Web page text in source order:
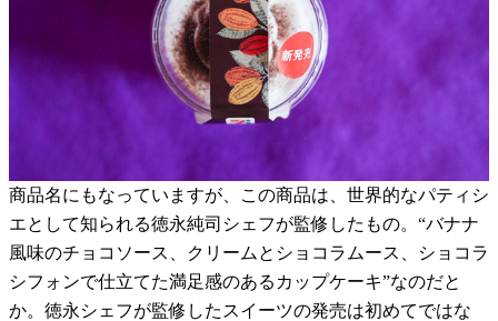
商品名にもなっていますが、この商品は、世界的なパティシ
エとして知られる徳永純司シェフが監修したもの。“バナナ
風味のチョコソース、クリームとショコラムース、ショコラ
シフォンで仕立てた満足感のあるカップケーキ”なのだと
か。徳永シェフが監修したスイーツの発売は初めてではな